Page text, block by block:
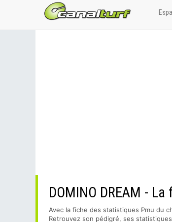
DOMINO DREAM -
Avec la fiche des statistiques Pmu du
Retrouvez son pédigré, ses